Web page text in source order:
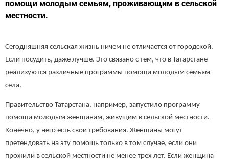
помощи молодым семьям, проживающим в сельской
местности.
Сегодняшняя сельская жизнь ничем не отличается от городской.
Если посудить, даже лучше. Это связано с тем, что в Татарстане
реализуются различные программы помощи молодым семьям
села.
Правительство Татарстана, например, запустило программу
помощи молодым женщинам, живущим в сельской местности.
Конечно, у него есть свои требования. Женщины могут
претендовать на эту помощь только в том случае, если они
прожили в сельской местности не менее трех лет. Если женщина